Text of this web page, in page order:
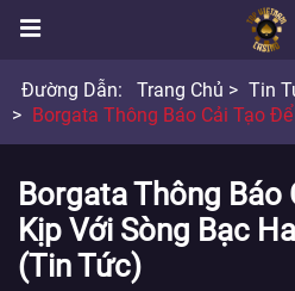
Đường Dẫn: Trang Chủ
Tin
Borgata Thông Báo Cải Tạo Để Bắt Kịp Với Sòng Bạc Hard
Borgata Thông Báo
Kịp Với Sòng Bạc
(Tin Tức)